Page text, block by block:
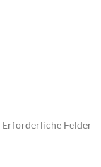
Erforderliche Felder